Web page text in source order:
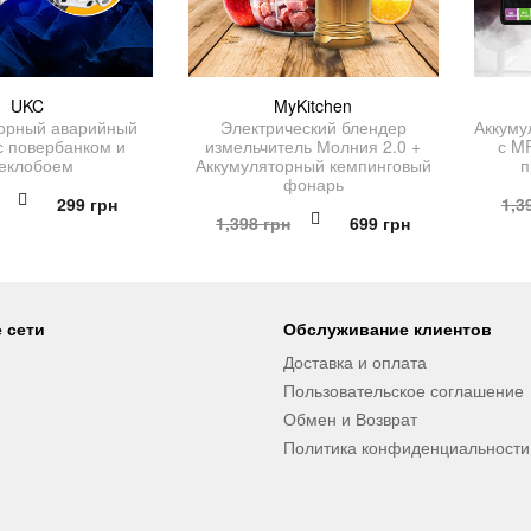
UKC
аварийный
повербанком и
Первоначальная
299 грнТекущая
MyKitchen
Электрический блендер
измельчитель Молния 2.0 +
Аккумуляторный кемпинговый
фонарь
1,398грн
Первоначальная
699 грнТекущая
с
Обслуживание клиентов
Доставка и оплата
Пользовательское соглашение
Обмен и Возврат
Политика конфиденциальности